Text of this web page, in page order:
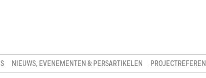
NIEUWS, EVENEMENTEN & PERSARTIKELEN